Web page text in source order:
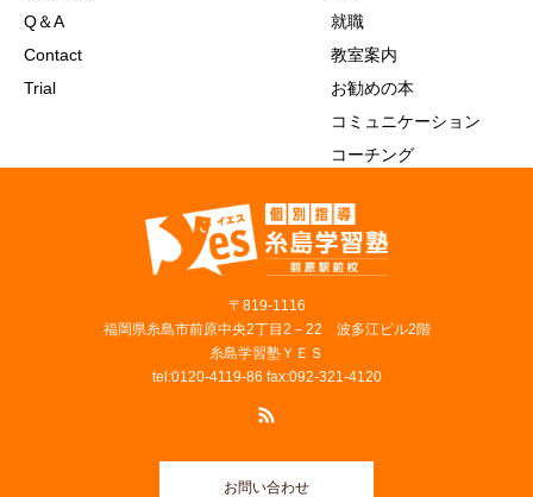
Q＆A
Contact
Trial
就職
教室案内
お勧めの本
コミュニケーション
コーチング
〒819‐1116
福岡県糸島市前原中央2丁目2－22 波多江ビル2階
糸島学習塾ＹＥＳ
tel:0120-4119-86 fax:092-321-4120
お問い合わせ